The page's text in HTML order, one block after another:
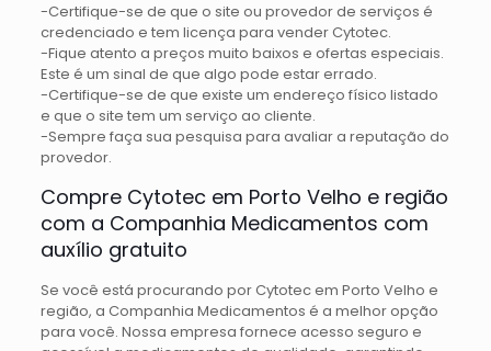
-Certifique-se de que o site ou provedor de serviços é
credenciado e tem licença para vender Cytotec.
-Fique atento a preços muito baixos e ofertas especiais.
Este é um sinal de que algo pode estar errado.
-Certifique-se de que existe um endereço físico listado
e que o site tem um serviço ao cliente.
-Sempre faça sua pesquisa para avaliar a reputação do
provedor.
Compre Cytotec em Porto Velho e região
com a Companhia Medicamentos com
auxílio gratuito
Se você está procurando por Cytotec em Porto Velho e
região, a Companhia Medicamentos é a melhor opção
para você. Nossa empresa fornece acesso seguro e